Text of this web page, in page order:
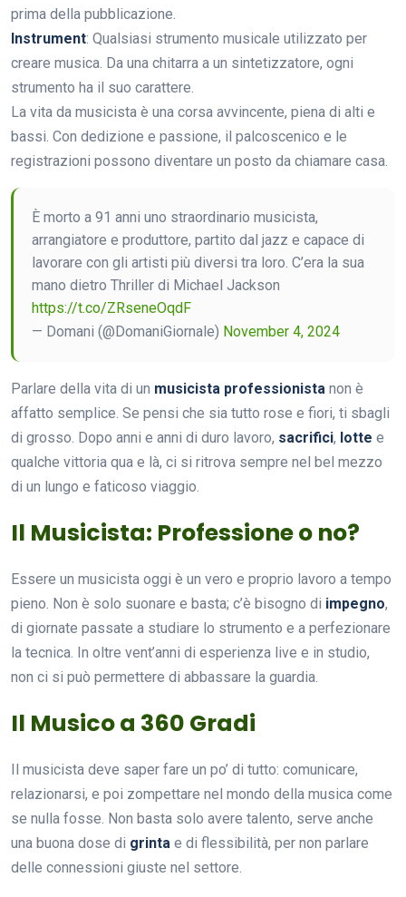
prima della pubblicazione.
Instrument: Qualsiasi strumento musicale utilizzato per
creare musica. Da una chitarra a un sintetizzatore, ogni
strumento ha il suo carattere.
La vita da musicista è una corsa avvincente, piena di alti e
bassi. Con dedizione e passione, il palcoscenico e le
registrazioni possono diventare un posto da chiamare casa.
È morto a 91 anni uno straordinario musicista,
arrangiatore e produttore, partito dal jazz e capace di
lavorare con gli artisti più diversi tra loro. C’era la sua
mano dietro Thriller di Michael Jackson
https://t.co/ZRseneOqdF
— Domani (@DomaniGiornale) November 4, 2024
Parlare della vita di un musicista professionista non è
affatto semplice. Se pensi che sia tutto rose e fiori, ti sbagli
di grosso. Dopo anni e anni di duro lavoro, sacrifici, lotte e
qualche vittoria qua e là, ci si ritrova sempre nel bel mezzo
di un lungo e faticoso viaggio.
Il Musicista: Professione o no?
Essere un musicista oggi è un vero e proprio lavoro a tempo
pieno. Non è solo suonare e basta; c’è bisogno di impegno,
di giornate passate a studiare lo strumento e a perfezionare
la tecnica. In oltre vent’anni di esperienza live e in studio,
non ci si può permettere di abbassare la guardia.
Il Musico a 360 Gradi
Il musicista deve saper fare un po’ di tutto: comunicare,
relazionarsi, e poi zompettare nel mondo della musica come
se nulla fosse. Non basta solo avere talento, serve anche
una buona dose di grinta e di flessibilità, per non parlare
delle connessioni giuste nel settore.